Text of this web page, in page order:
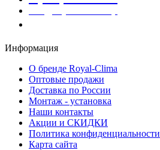
Информация
О бренде Royal-Clima
Оптовые продажи
Доставка по России
Монтаж - установка
Наши контакты
Акции и СКИДКИ
Политика конфиденциальности
Карта сайта